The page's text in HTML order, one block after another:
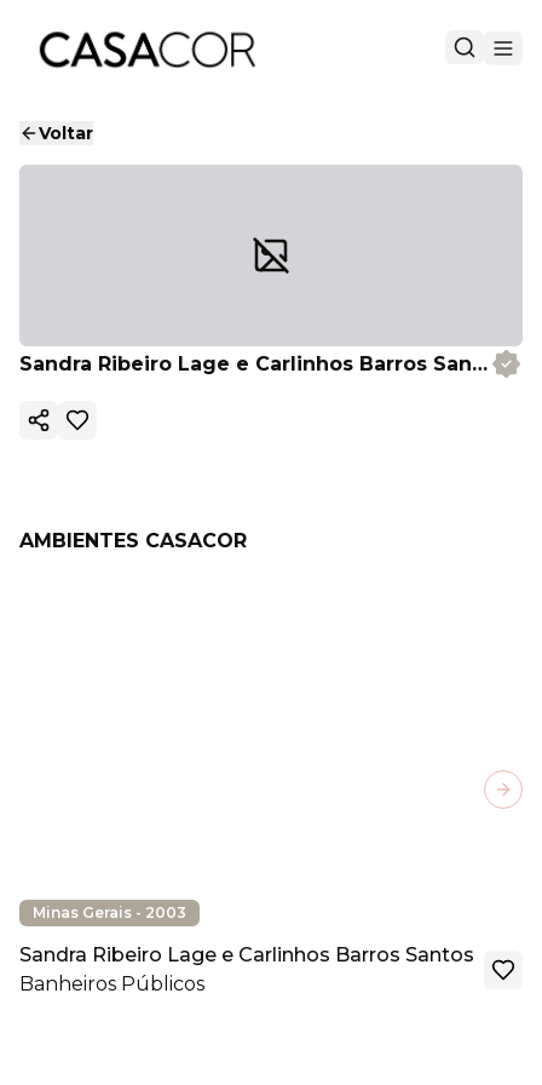
Voltar
Sandra Ribeiro Lage e Carlinhos Barros Santos
Copiar link
AMBIENTES CASACOR
Minas Gerais - 2003
Sandra Ribeiro Lage e Carlinhos Barros Santos
Banheiros Públicos